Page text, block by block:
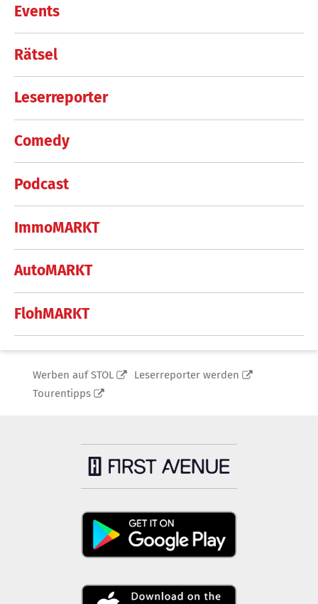
Events
Rätsel
Leserreporter
Comedy
Podcast
ImmoMARKT
AutoMARKT
FlohMARKT
Werben auf STOL
Leserreporter werden
Tourentipps